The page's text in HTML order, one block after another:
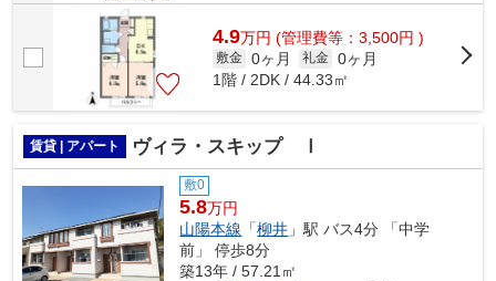
4.9万円 (管理費等：3,500円 )
敷金 0ヶ月 礼金 0ヶ月
1階 / 2DK / 44.33㎡
賃貸 | アパート ヴィラ・スキップ Ⅰ
敷0
5.8万円
山陽本線 「柳井 」駅 バス4分 「中学
前」 停歩8分
築13年 / 57.21㎡